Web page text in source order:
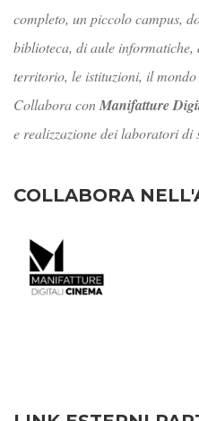
completo, un piccolo campus,
biblioteca, di aule
territorio, le istituzioni, il mondo
Collabora conManifatture
e realizzazione dei laboratori di
COLLABORA